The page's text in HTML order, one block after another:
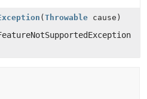
( Throwable cause)